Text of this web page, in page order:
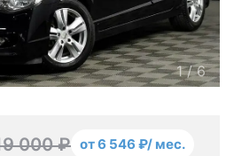
1/6
000 ₽ от 6 546 ₽/ мес.